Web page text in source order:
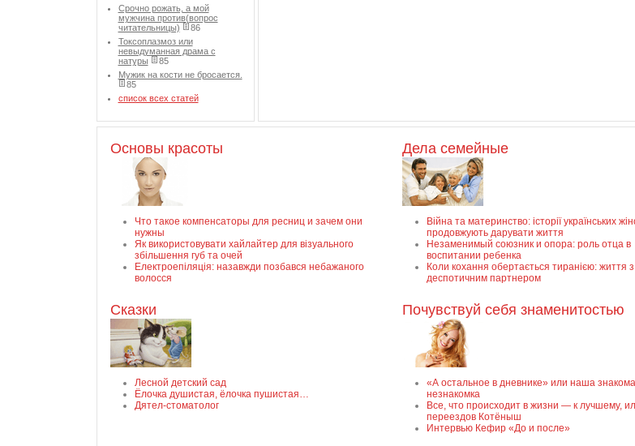
Срочно рожать, а мой
мужчина против(вопрос
читательницы)
86
Токсоплазмоз или
невыдуманная драма с
натуры
85
Мужик на кости не бросается.
85
список всех статей
Основы красоты
Что такое компенсаторы для ресниц и зачем они
нужны
Як використовувати хайлайтер для візуального
збільшення губ та очей
Електроепіляція: назавжди позбався небажаного
волосся
Дела семейные
Війна та материнство: історії українських
продовжують дарувати життя
Незаменимый союзник и опора: роль отца в
воспитании ребенка
Коли кохання обертається тиранією: життя з
деспотичним партнером
Сказки
Лесной детский сад
Ёлочка душистая, ёлочка пушистая…
Дятел-стоматолог
Почувствуй себя знаменитостью
«А остальное в дневнике» или наша
незнакомка
Все, что происходит в жизни — к лучшему,
переездов Котёныш
Интервью Кефир «До и после»